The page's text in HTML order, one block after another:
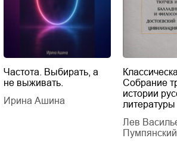
Частота. Выбирать, а
не выживать.
Ирина Ашина
Собрание
истории
литературы
Лев
Пумпянский